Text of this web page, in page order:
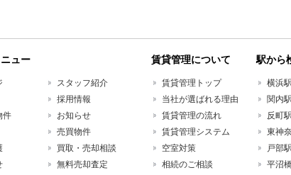
ュー
件
スタッフ紹介
採用情報
お知らせ
売買物件
買取・売却相談
無料売却査定
賃貸管理について
賃貸管理トップ
当社が選ばれる理由
賃貸管理の流れ
賃貸管理システム
空室対策
相続のご相談
駅から
横浜駅
関内駅
反町駅
東神
戸部駅
平沼